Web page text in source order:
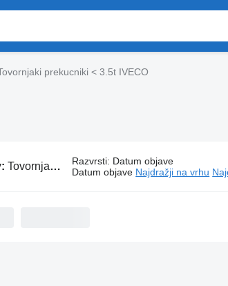
prekucniki < 3.5t IVECO
Tovornjaki prekucniki < 3.5t IVECO Razvrsti: Datum objave
Datum objave Najdražji na vrhu